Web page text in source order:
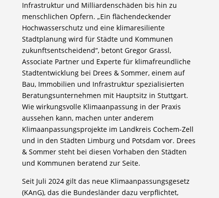
Infrastruktur und Milliardenschäden bis hin zu
menschlichen Opfern. „Ein flächendeckender
Hochwasserschutz und eine klimaresiliente
Stadtplanung wird für Städte und Kommunen
zukunftsentscheidend“, betont Gregor Grassl,
Associate Partner und Experte für klimafreundliche
Stadtentwicklung bei Drees & Sommer, einem auf
Bau, Immobilien und Infrastruktur spezialisierten
Beratungsunternehmen mit Hauptsitz in Stuttgart.
Wie wirkungsvolle Klimaanpassung in der Praxis
aussehen kann, machen unter anderem
Klimaanpassungsprojekte im Landkreis Cochem-Zell
und in den Städten Limburg und Potsdam vor. Drees
& Sommer steht bei diesen Vorhaben den Städten
und Kommunen beratend zur Seite.
Seit Juli 2024 gilt das neue Klimaanpassungsgesetz
(KAnG), das die Bundesländer dazu verpflichtet,